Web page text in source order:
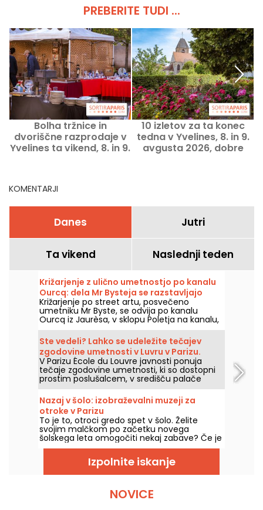
PREBERITE TUDI ...
Bolha tržnice in
dvoriščne razprodaje v
Yvelines ta vikend, 8. in 9.
10 izletov za ta konec
tedna v Yvelines, 8. in 9.
avgusta 2026, dobre
KOMENTARJI
Danes Jutri
Ta vikend Naslednji teden
Križarjenje z ulično umetnostjo po kanalu
Ourcq: dela Mr Bysteja se razstavljajo
vzdolž vode
Križarjenje po street artu, posvečeno
umetniku Mr Byste, se odvija po kanalu
Ourcq iz Jaurèsa, v sklopu Poletja na kanalu,
v soboto 8. avgusta 2026. Na sporedu:
razstava na palubi, voden ogled fresk, ki jih
lahko občudujete z vode, in odkrivanje
umetnikovega sveta skozi njegov šablonski
izraz.
Ste vedeli? Lahko se udeležite tečajev
zgodovine umetnosti v Luvru v Parizu.
V Parizu École du Louvre javnosti ponuja
tečaje zgodovine umetnosti, ki so dostopni
prostim poslušalcem, v središču palače
Louvre, vsako leto od septembra do junija.
Muzej občasno organizira tudi brezplačna
predavanja. Zato boste popolnoma
seznanjeni z zgodovino umetnosti!
Nazaj v šolo: izobraževalni muzeji za
otroke v Parizu
To je to, otroci gredo spet v šolo. Želite
svojim malčkom po začetku novega
šolskega leta omogočiti nekaj zabave? Če je
tako, vam ponujamo naš izbor izobraževalnih
muzejev v Parizu, v katerih se boste tudi z
otroki lahko zabavali ob učenju številnih
stvari!
Izpolnite iskanje
NOVICE